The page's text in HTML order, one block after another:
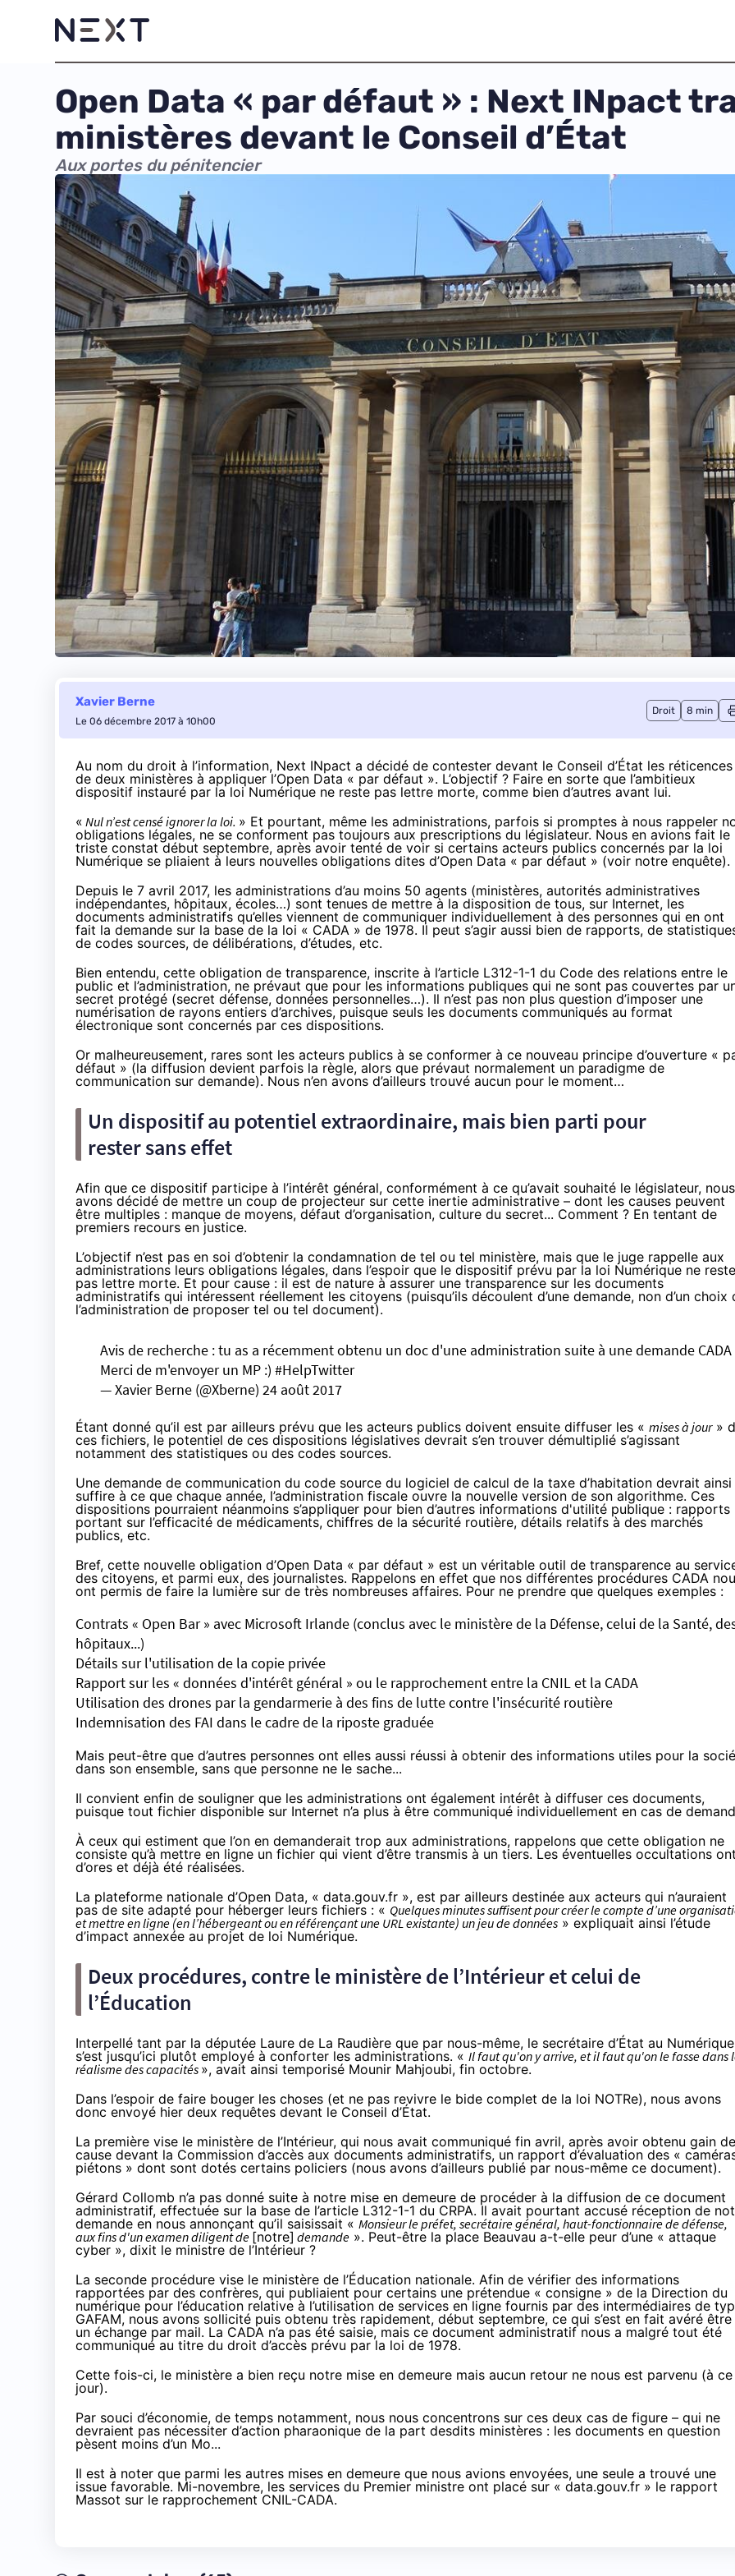
Open Data « par défaut » : Next INpact
ministères devant le Conseil d’État
Aux portes du pénitencier
Xavier Berne
Le 06 décembre 2017 à 10h00
Droit 8 min
Au nom du droit à l’information, Next INpact a décidé de contester devant le Conseil d’État les réticences
de deux ministères à appliquer l’Open Data « par défaut ». L’objectif ? Faire en sorte que l’ambitieux
dispositif instauré par la loi Numérique ne reste pas lettre morte, comme bien d’autres avant lui.
« Nul n’est censé ignorer la loi. » Et pourtant, même les administrations, parfois si promptes à nous rappeler
obligations légales, ne se conforment pas toujours aux prescriptions du législateur. Nous en avions fait le
triste constat début septembre, après avoir tenté de voir si certains acteurs publics concernés par la loi
Numérique se pliaient à leurs nouvelles obligations dites d’Open Data « par défaut » (voir notre enquête).
Depuis le 7 avril 2017, les administrations d’au moins 50 agents (ministères, autorités administratives
indépendantes, hôpitaux, écoles…) sont tenues de mettre à la disposition de tous, sur Internet, les
documents administratifs qu’elles viennent de communiquer individuellement à des personnes qui en ont
fait la demande sur la base de la loi « CADA » de 1978. Il peut s’agir aussi bien de rapports, de
de codes sources, de délibérations, d’études, etc.
Bien entendu, cette obligation de transparence, inscrite à l’article L312-1-1 du Code des relations entre le
public et l’administration, ne prévaut que pour les informations publiques qui ne sont pas couvertes par
secret protégé (secret défense, données personnelles…). Il n’est pas non plus question d’imposer une
numérisation de rayons entiers d’archives, puisque seuls les documents communiqués au format
électronique sont concernés par ces dispositions.
Or malheureusement, rares sont les acteurs publics à se conformer à ce nouveau principe d’ouverture «
défaut » (la diffusion devient parfois la règle, alors que prévaut normalement un paradigme de
communication sur demande). Nous n’en avons d’ailleurs trouvé aucun pour le moment…
Un dispositif au potentiel extraordinaire, mais bien parti pour
rester sans effet
Afin que ce dispositif participe à l’intérêt général, conformément à ce qu’avait souhaité le législateur, nous
avons décidé de mettre un coup de projecteur sur cette inertie administrative – dont les causes peuvent
être multiples : manque de moyens, défaut d’organisation, culture du secret... Comment ? En tentant de
premiers recours en justice.
L’objectif n’est pas en soi d’obtenir la condamnation de tel ou tel ministère, mais que le juge rappelle aux
administrations leurs obligations légales, dans l’espoir que le dispositif prévu par la loi Numérique ne reste
pas lettre morte. Et pour cause : il est de nature à assurer une transparence sur les documents
administratifs qui intéressent réellement les citoyens (puisqu’ils découlent d’une demande, non d’un choix
l’administration de proposer tel ou tel document).
Avis de recherche : tu as a récemment obtenu un doc d'une administration suite à une demande CADA
Merci de m'envoyer un MP :) #HelpTwitter
— Xavier Berne (@Xberne) 24 août 2017
Étant donné qu’il est par ailleurs prévu que les acteurs publics doivent ensuite diffuser les « mises à jour»
ces fichiers, le potentiel de ces dispositions législatives devrait s’en trouver démultiplié s’agissant
notamment des statistiques ou des codes sources.
Une demande de communication du code source du logiciel de calcul de la taxe d’habitation devrait ainsi
suffire à ce que chaque année, l’administration fiscale ouvre la nouvelle version de son algorithme. Ces
dispositions pourraient néanmoins s’appliquer pour bien d’autres informations d'utilité publique : rapports
portant sur l’efficacité de médicaments, chiffres de la sécurité routière, détails relatifs à des marchés
publics, etc.
Bref, cette nouvelle obligation d’Open Data « par défaut » est un véritable outil de transparence au
des citoyens, et parmi eux, des journalistes. Rappelons en effet que nos différentes procédures CADA
ont permis de faire la lumière sur de très nombreuses affaires. Pour ne prendre que quelques exemples :
Contrats « Open Bar » avec Microsoft Irlande (conclus avec le ministère de la Défense,celui de la Santé,
hôpitaux...)
Détails sur l'utilisation de la copie privée
Rapport sur les « données d'intérêt général » ou le rapprochement entre la CNIL et la CADA
Utilisation des drones par la gendarmerie à des fins de lutte contre l'insécurité routière
Indemnisation des FAI dans le cadre de la riposte graduée
Mais peut-être que d’autres personnes ont elles aussi réussi à obtenir des informations utiles pour la
dans son ensemble, sans que personne ne le sache...
Il convient enfin de souligner que les administrations ont également intérêt à diffuser ces documents,
puisque tout fichier disponible sur Internet n’a plus à être communiqué individuellement en cas de
À ceux qui estiment que l’on en demanderait trop aux administrations, rappelons que cette obligation ne
consiste qu’à mettre en ligne un fichier qui vient d’être transmis à un tiers. Les éventuelles occultations ont
d’ores et déjà été réalisées.
La plateforme nationale d’Open Data, « data.gouv.fr », est par ailleurs destinée aux acteurs qui n’auraient
pas de site adapté pour héberger leurs fichiers : « Quelques minutes suffisent pour créer le compte d’une
et mettre en ligne (en l’hébergeant ou en référençant une URL existante) un jeu de données » expliquait ainsi l’étude
d’impact annexée au projet de loi Numérique.
Deux procédures, contre le ministère de l’Intérieur et celui de
l’Éducation
Interpellé tant par la députée Laure de La Raudière que par nous-même, le secrétaire d’État au Numérique
s’est jusqu’ici plutôt employé à conforter les administrations. « Il faut qu'on y arrive, et il faut qu'on le fasse dans
réalisme des capacités », avait ainsi temporisé Mounir Mahjoubi, fin octobre.
Dans l’espoir de faire bouger les choses (et ne pas revivre le bide complet de la loi NOTRe), nous avons
donc envoyé hier deux requêtes devant le Conseil d’État.
La première vise le ministère de l’Intérieur, qui nous avait communiqué fin avril, après avoir obtenu gain de
cause devant la Commission d’accès aux documents administratifs, un rapport d’évaluation des «
piétons » dont sont dotés certains policiers (nous avons d’ailleurs publié par nous-même ce document).
Gérard Collomb n’a pas donné suite à notre mise en demeure de procéder à la diffusion de ce document
administratif, effectuée sur la base de l’article L312-1-1 du CRPA. Il avait pourtant accusé réception de
demande en nous annonçant qu’il saisissait « Monsieur le préfet, secrétaire général, haut-fonctionnaire de défense,
aux fins d'un examen diligent de [notre] demande ». Peut-être la place Beauvau a-t-elle peur d’une « attaque
cyber », dixit le ministre de l’Intérieur ?
La seconde procédure vise le ministère de l’Éducation nationale. Afin de vérifier des informations
rapportées par des confrères, qui publiaient pour certains une prétendue « consigne » de la Direction du
numérique pour l’éducation relative à l’utilisation de services en ligne fournis par des intermédiaires de
GAFAM, nous avons sollicité puis obtenu très rapidement, début septembre, ce qui s’est en fait avéré être
un échange par mail. La CADA n’a pas été saisie, mais ce document administratif nous a malgré tout été
communiqué au titre du droit d’accès prévu par la loi de 1978.
Cette fois-ci, le ministère a bien reçu notre mise en demeure mais aucun retour ne nous est parvenu (à ce
jour).
Par souci d’économie, de temps notamment, nous nous concentrons sur ces deux cas de figure – qui ne
devraient pas nécessiter d’action pharaonique de la part desdits ministères : les documents en question
pèsent moins d’un Mo...
Il est à noter que parmi les autres mises en demeure que nous avions envoyées, une seule a trouvé une
issue favorable. Mi-novembre, les services du Premier ministre ont placé sur « data.gouv.fr » le rapport
Massot sur le rapprochement CNIL-CADA.